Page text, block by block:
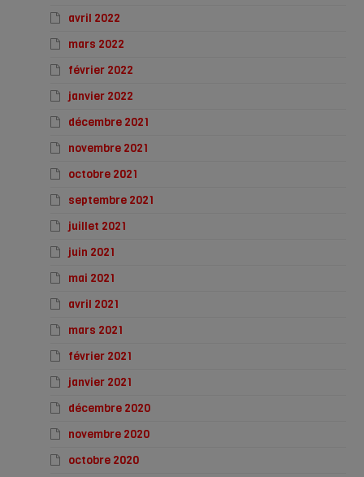
avril 2022
mars 2022
février 2022
janvier 2022
décembre 2021
novembre 2021
octobre 2021
septembre 2021
juillet 2021
juin 2021
mai 2021
avril 2021
mars 2021
février 2021
janvier 2021
décembre 2020
novembre 2020
octobre 2020